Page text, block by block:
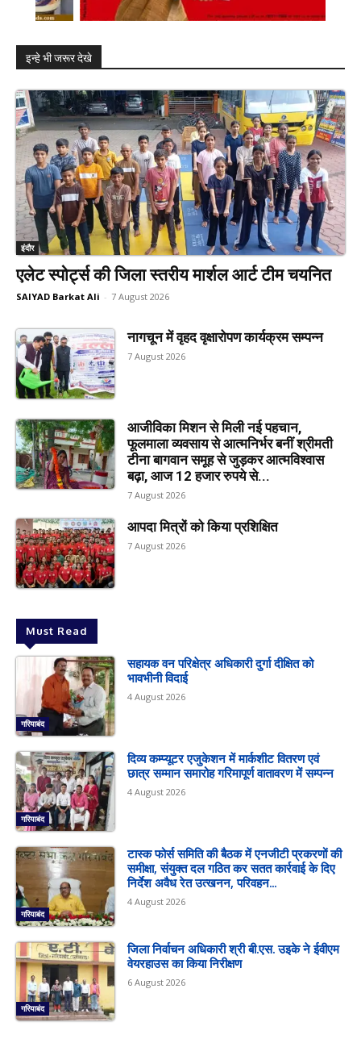
इन्हे भी जरूर देखे
इंदौर
एलेट स्पोर्ट्स की जिला स्तरीय मार्शल आर्ट टीम चयनित
SAIYAD Barkat Ali - 7 August 2026
नागचून में वृहद वृक्षारोपण कार्यक्रम सम्पन्न
7 August 2026
आजीविका मिशन से मिली नई पहचान,
फूलमाला व्यवसाय से आत्मनिर्भर बनीं श्रीमती
टीना बागवान समूह से जुड़कर आत्मविश्वास
बढ़ा, आज 12 हजार रुपये से...
7 August 2026
आपदा मित्रों को किया प्रशिक्षित
7 August 2026
Must Read
गरियाबंद
सहायक वन परिक्षेत्र अधिकारी दुर्गा दीक्षित को
भावभीनी विदाई
4 August 2026
गरियाबंद
दिव्य कम्प्यूटर एजुकेशन में मार्कशीट वितरण एवं
छात्र सम्मान समारोह गरिमापूर्ण वातावरण में सम्पन्न
4 August 2026
गरियाबंद
टास्क फोर्स समिति की बैठक में एनजीटी प्रकरणों की
समीक्षा, संयुक्त दल गठित कर सतत कार्रवाई के दिए
निर्देश अवैध रेत उत्खनन, परिवहन...
4 August 2026
गरियाबंद
जिला निर्वाचन अधिकारी श्री बी.एस. उइके ने ईवीएम
वेयरहाउस का किया निरीक्षण
6 August 2026